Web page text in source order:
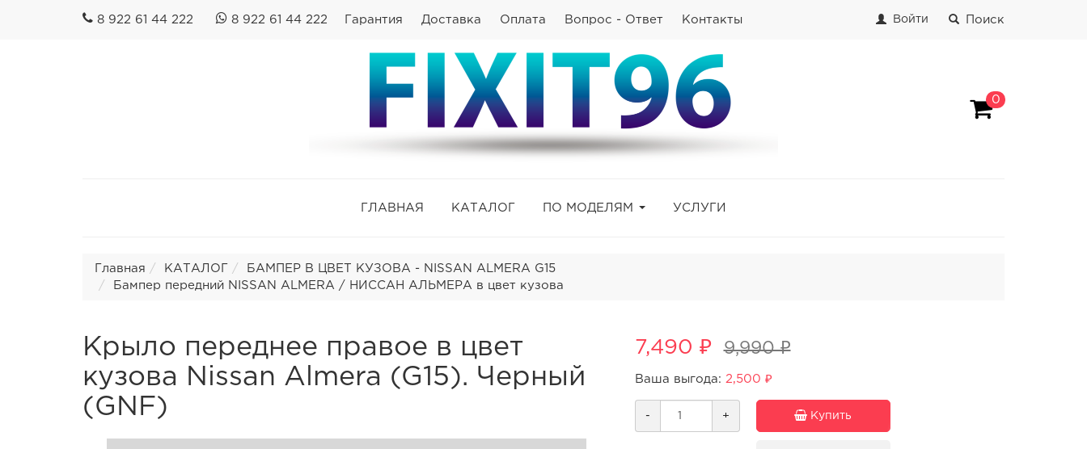
8 922 61 44 222 8 922 61 44 222 Гарантия Доставка Оплата Вопрос - Ответ Контакты Войти Поиск
0
ГЛАВНАЯ КАТАЛОГ ПО МОДЕЛЯМ УСЛУГИ
Главная КАТАЛОГ
БАМПЕР В ЦВЕТ КУЗОВА - NISSAN ALMERA G15
Бампер передний NISSAN ALMERA / НИССАН АЛЬМЕРА в цвет кузова
Крыло переднее правое в цвет
кузова Nissan Almera (G15). Черный
(GNF)
7,490 ₽ 9,990 ₽
Ваша выгода: 2,500 ₽
- + Купить